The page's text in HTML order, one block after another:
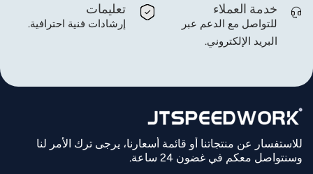
تعليمات
إرشادات فنية احترافية.
خدمة العملاء
للتواصل مع الدعم عبر
البريد الإلكتروني.
للاستفسار عن منتجاتنا أو قائمة أسعارنا، يرجى ترك الأمر لنا
وسنتواصل معكم في غضون 24 ساعة.